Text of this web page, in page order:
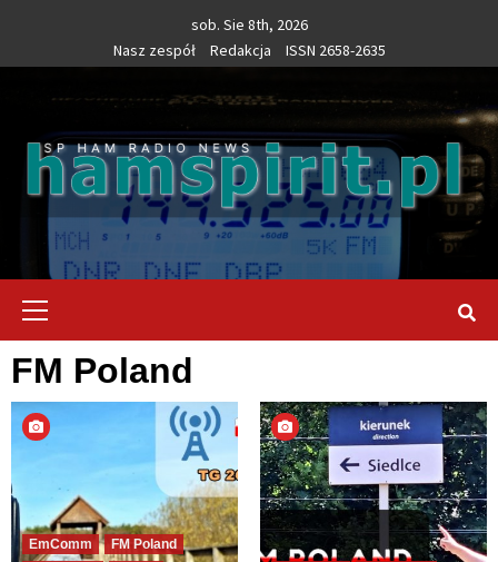
content
sob. Sie 8th, 2026
Nasz zespół
Redakcja ISSN 2658-2635
FM Poland
EmComm
FM Poland